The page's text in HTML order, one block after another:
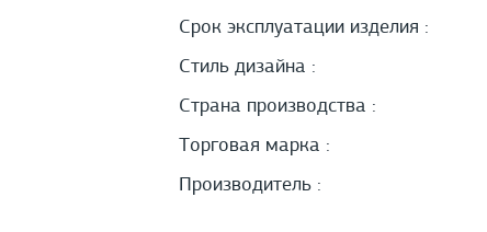
Срок эксплуатации изделия :
Стиль дизайна :
Страна производства :
Торговая марка :
Производитель :